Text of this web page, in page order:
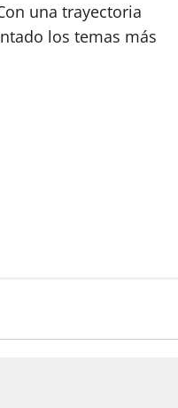
una trayectoria
los temas más